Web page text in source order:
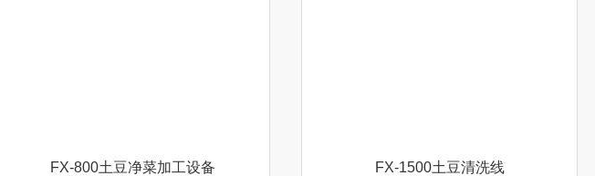
FX-800土豆净菜加工设备 FX-1500土豆清洗线